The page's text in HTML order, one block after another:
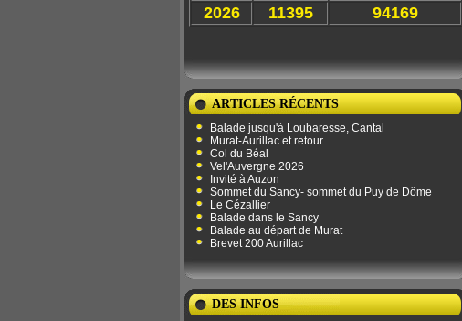
2026 11395 94169
ARTICLES RÉCENTS
Balade jusqu'à Loubaresse, Cantal
Murat-Aurillac et retour
Col du Béal
Vel'Auvergne 2026
Invité à Auzon
Sommet du Sancy- sommet du Puy de Dôme
Le Cézallier
Balade dans le Sancy
Balade au départ de Murat
Brevet 200 Aurillac
DES INFOS